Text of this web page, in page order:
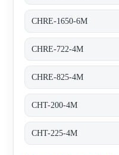
CHRE-1650-6M
CHRE-722-4M
CHRE-825-4M
CHT-200-4M
CHT-225-4M